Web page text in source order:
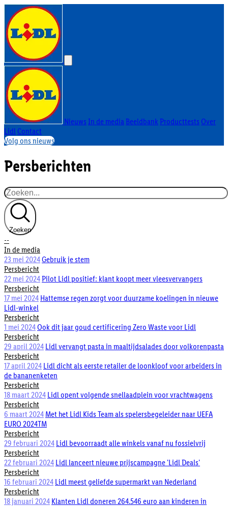
Nieuws In de mediaBeeldbank Producttests Over
Lidl Contact
Volg ons nieuws
Persberichten
Zoeken
--
In de media
23 mei 2024Gebruik je stem
Persbericht
22 mei 2024Pilot Lidl positief: klant koopt meer vleesvervangers
Persbericht
17 mei 2024 Hattemse regen zorgt voor duurzame koelingen in nieuwe
Lidl-winkel
Persbericht
1 mei 2024Ook dit jaar goud certificering Zero Waste voor Lidl
Persbericht
29 april 2024 Lidl vervangt pasta in maaltijdsalades door volkorenpasta
Persbericht
17 april 2024 Lidl dicht als eerste retailer de loonkloof voor arbeiders in
de bananenketen
Persbericht
18 maart 2024 Lidl opent volgende snellaadplein voor vrachtwagens
Persbericht
6 maart 2024 Met het Lidl Kids Team als spelersbegeleider naar UEFA
EURO 2024TM
Persbericht
29 februari 2024 Lidl bevoorraadt alle winkels vanaf nu fossielvrij
Persbericht
22 februari 2024 Lidl lanceert nieuwe prijscampagne 'Lidl Deals'
Persbericht
16 februari 2024 Lidl meest geliefde supermarkt van Nederland
Persbericht
18 januari 2024 Klanten Lidl doneren 264.546 euro aan kinderen in